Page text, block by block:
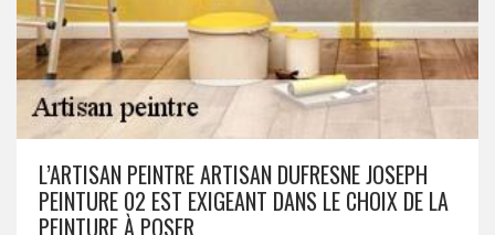
L’ARTISAN PEINTRE ARTISAN DUFRESNE JOSEPH
PEINTURE 02 EST EXIGEANT DANS LE CHOIX DE LA
PEINTURE À POSER